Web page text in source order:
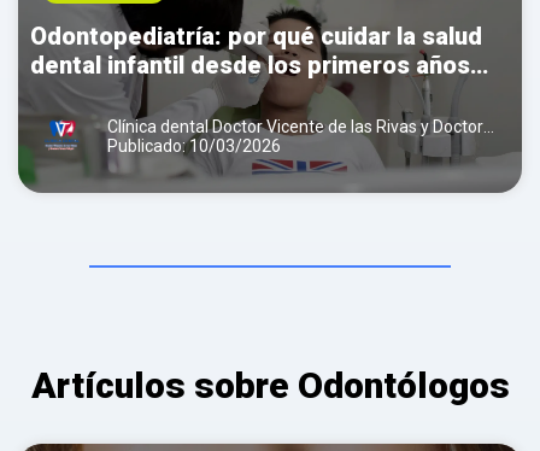
Odontopediatría: por qué cuidar la salud
dental infantil desde los primeros años
marca la diferencia
Clínica dental Doctor Vicente de las Rivas y Doctora
Teresa Folqué
Publicado: 10/03/2026
Artículos sobre Odontólogos